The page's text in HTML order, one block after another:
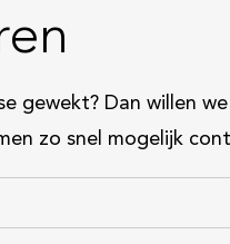
gewekt? Dan willen
zo snel mogelijk